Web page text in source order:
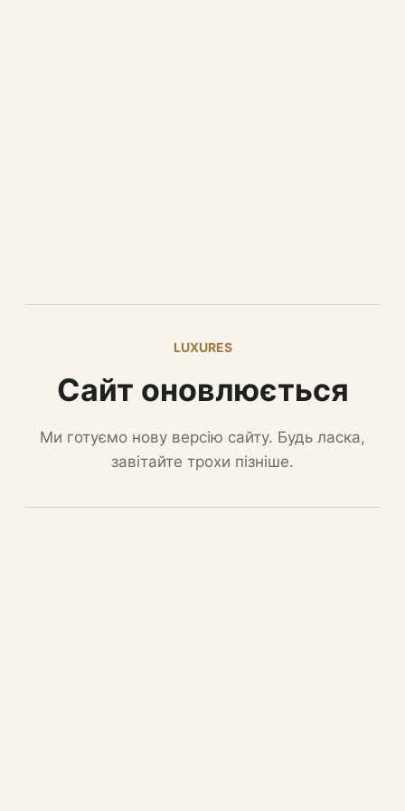
LUXURES
Сайт оновлюється
Ми готуємо нову версію сайту. Будь ласка,
завітайте трохи пізніше.